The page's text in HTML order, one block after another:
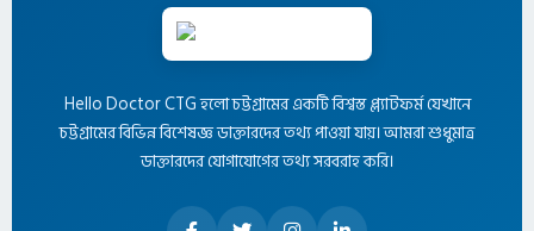
Hello Doctor CTG হলো চট্টগ্রামের একটি বিশ্বস্ত প্ল্যাটফর্ম যেখানে
চট্টগ্রামের বিভিন্ন বিশেষজ্ঞ ডাক্তারদের তথ্য পাওয়া যায়। আমরা শুধুমাত্র
ডাক্তারদের যোগাযোগের তথ্য সরবরাহ করি।